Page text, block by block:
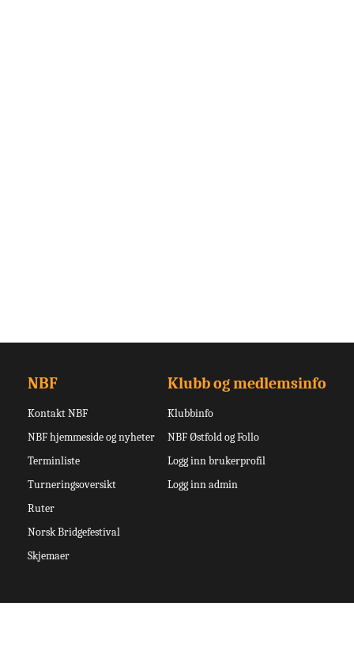
NBF
Kontakt NBF
NBF hjemmeside og nyheter
Terminliste
Turneringsoversikt
Ruter
Norsk Bridgefestival
Skjemaer
Klubb og medlemsinfo
Klubbinfo
NBF Østfold og Follo
Logg inn brukerprofil
Logg inn admin